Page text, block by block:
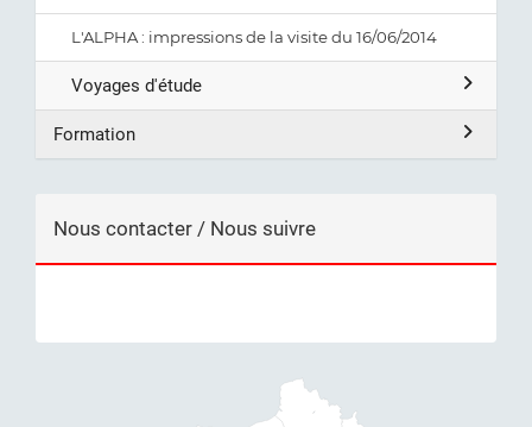
L'ALPHA : impressions de la visite du 16/06/2014
Voyages d'étude
Formation
Nous contacter / Nous suivre